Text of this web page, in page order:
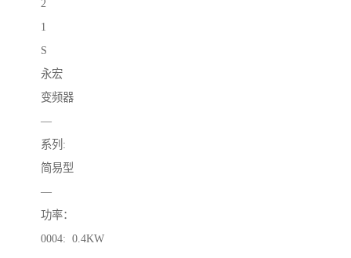
2
1
S
永宏
变频器
—
系列:
简易型
—
功率：
0004: 0.4KW